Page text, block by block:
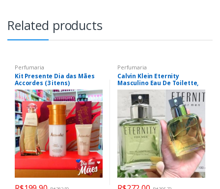
Related products
Perfumaria
Kit Presente Dia das Mães
Accordes (3 itens)
Perfumaria
Calvin Klein Eternity
Masculino Eau De Toilette,
Calvin Klein Eternity 100ml